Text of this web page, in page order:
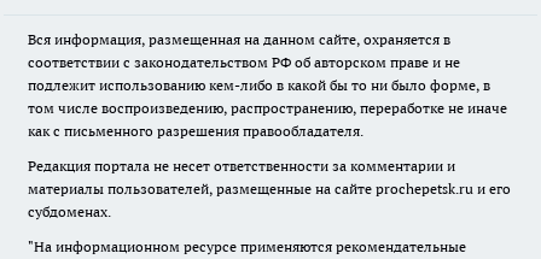
Вся информация, размещенная на данном сайте, охраняется в
соответствии с законодательством РФ об авторском праве и не
подлежит использованию кем-либо в какой бы то ни было форме, в
том числе воспроизведению, распространению, переработке не иначе
как с письменного разрешения правообладателя.
Редакция портала не несет ответственности за комментарии и
материалы пользователей, размещенные на сайте prochepetsk.ru и его
субдоменах.
"На информационном ресурсе применяются рекомендательные